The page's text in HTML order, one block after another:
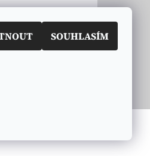
SOUHLASÍM